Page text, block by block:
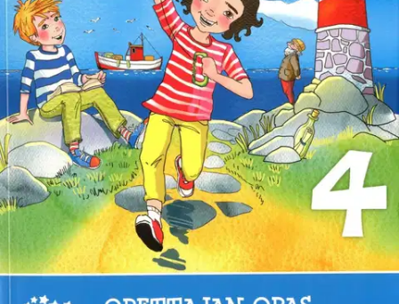
Tuotekuvaus
Opettajan opas on valmis paketti opetuksen tueksi. Opas sisältää
oppikirjan pienennetyn aukeaman, tuntisuunnitelmaehdotuksen ja
opittavien asioiden käsittelyvinkkejä. Mukana on myös lista kaikista
opittavaan aiheeseen liittyvistä materiaaleista sarjan eri osissa ja
oppikirjan tehtävien vastaukset. Oppaan lopusta löytyvät
luetunymmärtämistehtävät ja kokeet arviointiohjeineen. Opettaja voi
käyttää arviointimateriaaleja myös tiedon kertaukseen.
Ominaisuudet